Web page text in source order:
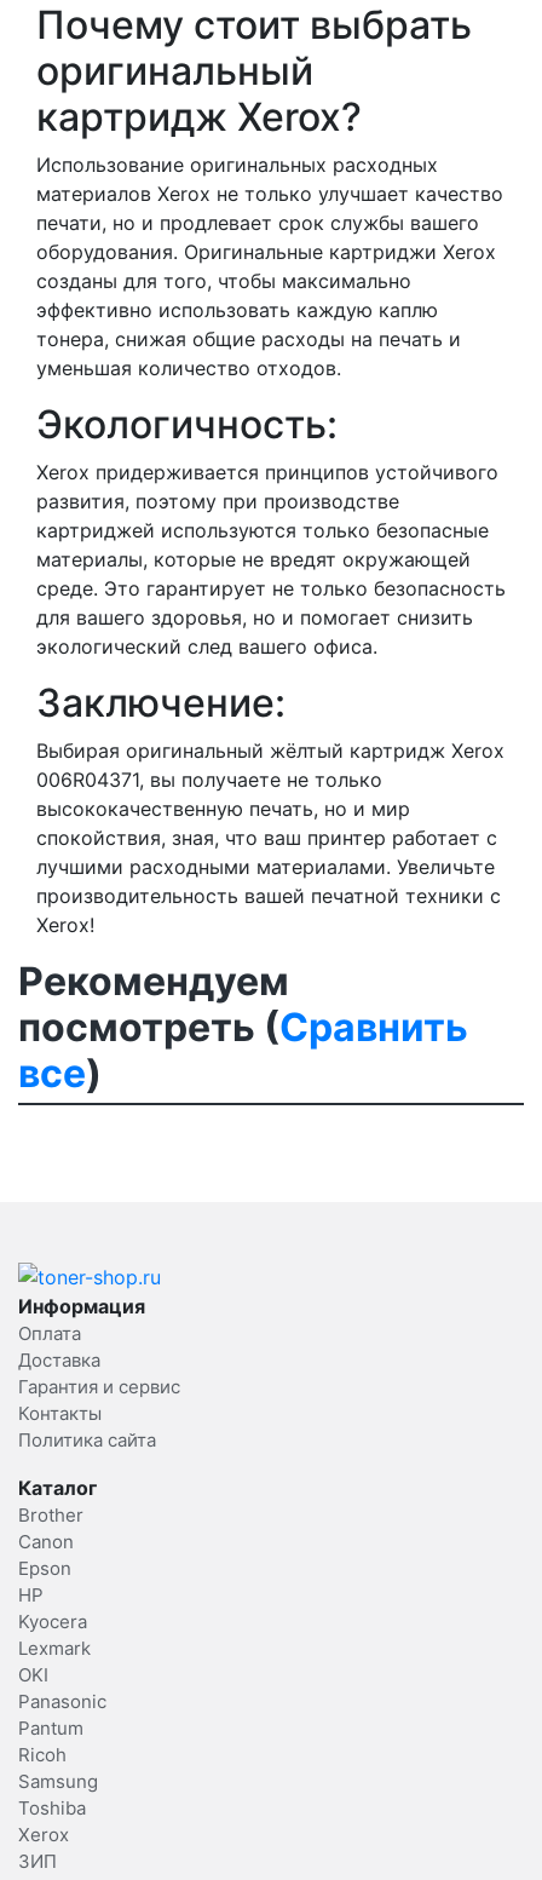
Почему стоит выбрать
оригинальный
картридж Xerox?
Использование оригинальных расходных
материалов Xerox не только улучшает качество
печати, но и продлевает срок службы вашего
оборудования. Оригинальные картриджи Xerox
созданы для того, чтобы максимально
эффективно использовать каждую каплю
тонера, снижая общие расходы на печать и
уменьшая количество отходов.
Экологичность:
Xerox придерживается принципов устойчивого
развития, поэтому при производстве
картриджей используются только безопасные
материалы, которые не вредят окружающей
среде. Это гарантирует не только безопасность
для вашего здоровья, но и помогает снизить
экологический след вашего офиса.
Заключение:
Выбирая оригинальный жёлтый картридж Xerox
006R04371, вы получаете не только
высококачественную печать, но и мир
спокойствия, зная, что ваш принтер работает с
лучшими расходными материалами. Увеличьте
производительность вашей печатной техники с
Xerox!
Рекомендуем
посмотреть (Сравнить
все)
Информация
Оплата
Доставка
Гарантия и сервис
Контакты
Политика сайта
Каталог
Brother
Canon
Epson
HP
Kyocera
Lexmark
OKI
Panasonic
Pantum
Ricoh
Samsung
Toshiba
Xerox
ЗИП